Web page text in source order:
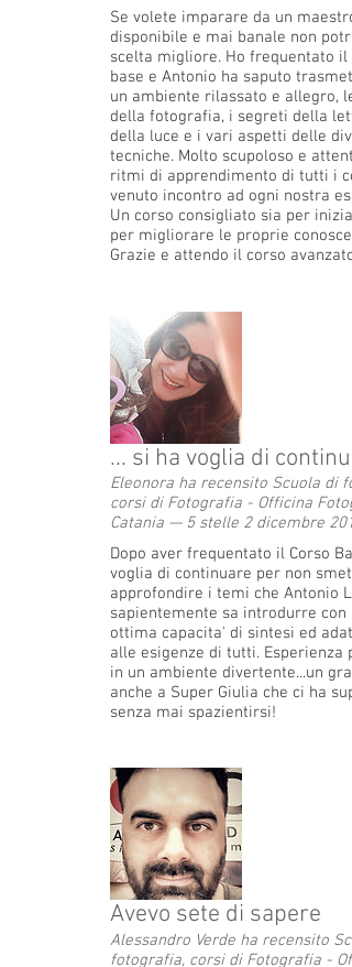
Se volete imparare da un
disponibile e mai banale non
scelta migliore. Ho frequentato il
base e Antonio ha saputo
un ambiente rilassato e allegro, le
della fotografia, i segreti della
della luce e i vari aspetti delle
tecniche. Molto scupoloso e
ritmi di apprendimento di tutti i
venuto incontro ad ogni nostra
Un corso consigliato sia per
per migliorare le proprie
Grazie e attendo il corso avanzato
... si ha voglia di
Eleonora ha recensito Scuola di
corsi di Fotografia - Officina
Catania — 5 stelle 2 dicembre
Dopo aver frequentato il Corso
voglia di continuare per non
approfondire i temi che Antonio
sapientemente sa introdurre con
ottima capacita' di sintesi ed
alle esigenze di tutti. Esperienza
in un ambiente divertente...un
anche a Super Giulia che ci ha
senza mai spazientirsi!
Avevo sete di sapere
Alessandro Verde ha recensito
fotografia, corsi di Fotografia -